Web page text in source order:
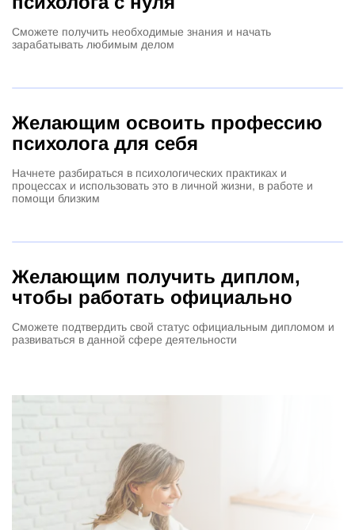
Сможете получить необходимые знания и начать
зарабатывать любимым делом
Желающим освоить профессию
психолога для себя
Начнете разбираться в психологических практиках и
процессах и использовать это в личной жизни, в работе и
помощи близким
Желающим получить диплом,
чтобы работать официально
Сможете подтвердить свой статус официальным дипломом и
развиваться в данной сфере деятельности